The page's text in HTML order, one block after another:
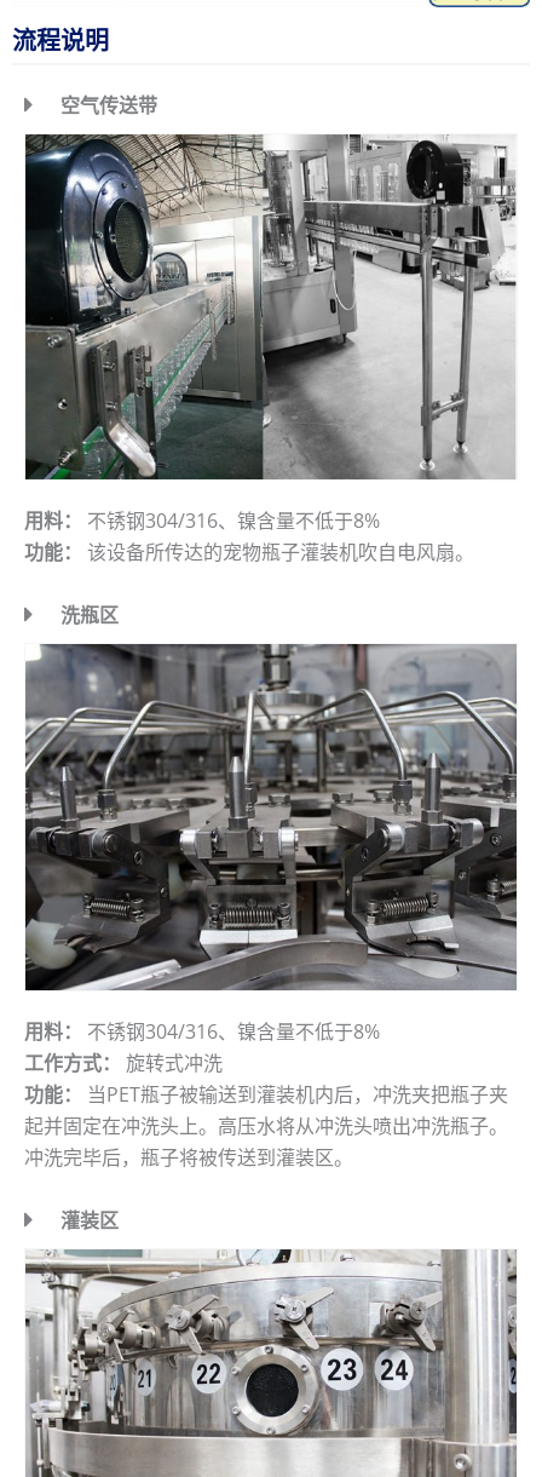
流程说明
空气传送带
用料：
不锈钢304/316、镍含量不低于8%
功能：
该设备所传达的宠物瓶子灌装机吹自电风扇。
洗瓶区
用料：
不锈钢304/316、镍含量不低于8%
工作方式：
旋转式冲洗
功能：
当PET瓶子被输送到灌装机内后，冲洗夹把瓶子夹
起并固定在冲洗头上。高压水将从冲洗头喷出冲洗瓶子。
冲洗完毕后，瓶子将被传送到灌装区。
灌装区